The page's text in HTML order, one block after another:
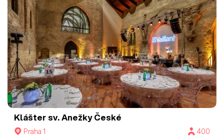
Klášter sv. Anežky České
Praha 1
400